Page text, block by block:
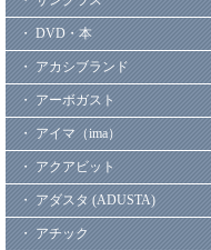
・ DVD・本
・ アカシブランド
・ アーボガスト
・ アイマ（ima）
・ アクアビット
・ アダスタ (ADUSTA)
・ アチック